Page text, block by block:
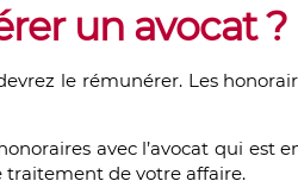
un avocat ?
le rémunérer. Les
avec l’avocat qui est
traitement de votre affaire.